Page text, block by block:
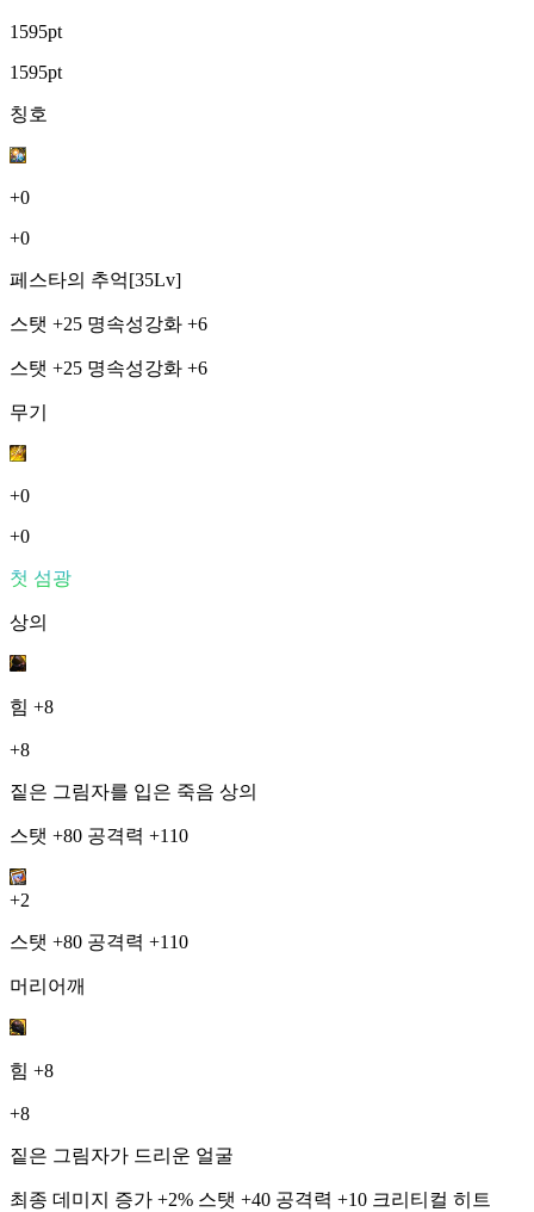
1595pt
1595pt
칭호
+0
+0
페스타의 추억[35Lv]
스탯 +25 명속성강화 +6
스탯 +25 명속성강화 +6
무기
+0
+0
첫 섬광
상의
힘 +8
+8
짙은 그림자를 입은 죽음 상의
스탯 +80 공격력 +110
+2
스탯 +80 공격력 +110
머리어깨
힘 +8
+8
짙은 그림자가 드리운 얼굴
최종 데미지 증가 +2% 스탯 +40 공격력 +10 크리티컬 히트